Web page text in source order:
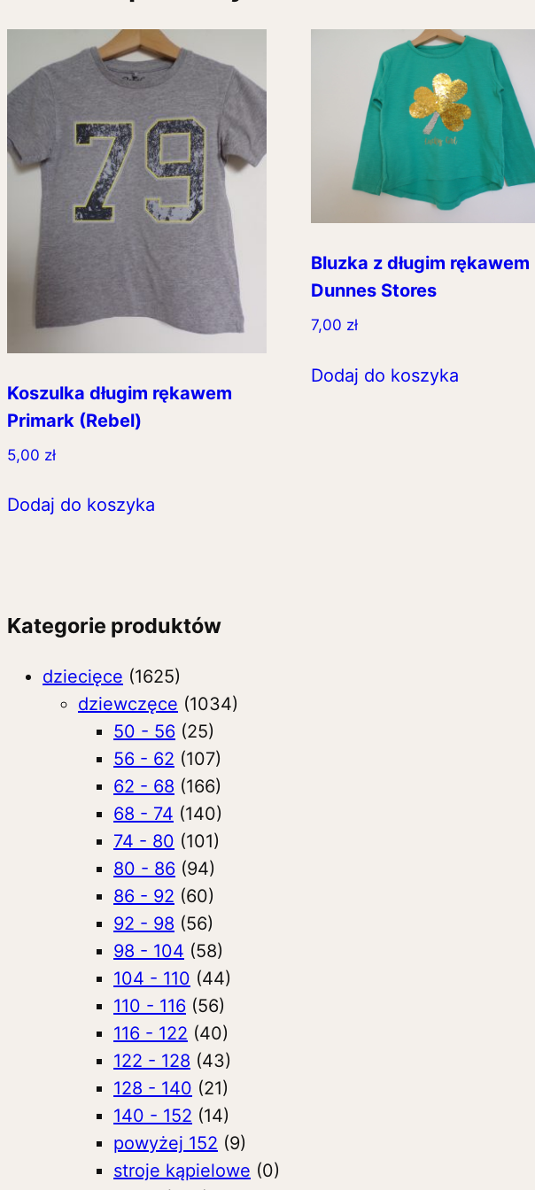
Koszulka długim rękawem
Primark (Rebel)
5,00 zł
Dodaj do koszyka
Bluzka z długim rękawem
Dunnes Stores
7,00 zł
Dodaj do koszyka
Kategorie produktów
dziecięce (1625)
dziewczęce (1034)
50 - 56 (25)
56 - 62 (107)
62 - 68 (166)
68 - 74 (140)
74 - 80 (101)
80 - 86 (94)
86 - 92 (60)
92 - 98 (56)
98 - 104 (58)
104 - 110 (44)
110 - 116 (56)
116 - 122 (40)
122 - 128 (43)
128 - 140 (21)
140 - 152 (14)
powyżej 152 (9)
stroje kąpielowe (0)